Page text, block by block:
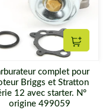
complet pour
Briggs et Stratton
12 avec starter. N°
origine 499059